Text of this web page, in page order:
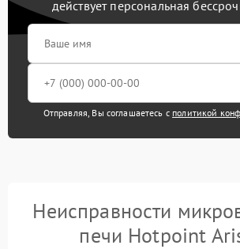
действует персональная
Отправляя, Вы соглашаетесь с политикой
Неисправности
печи Hotpoint